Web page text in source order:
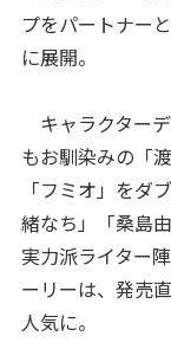
プをパートナー
に展開。
キャラクター
もお馴染みの「
「フミオ」をダ
緒なち」「桑島
実力派ライター
ーリーは、発売
人気に。